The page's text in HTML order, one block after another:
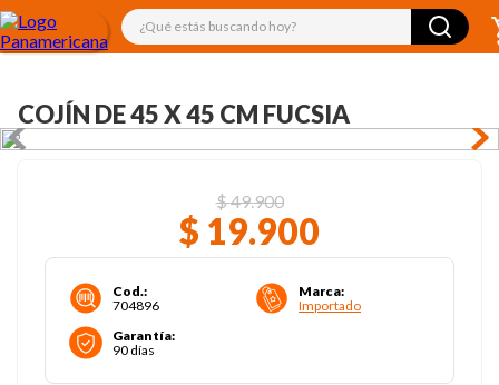
¿Qué estás buscando hoy?
COJÍN DE 45 X 45 CM FUCSIA
$49.900
$ 19.900
Cod.:
704896
Marca:
Importado
Garantía:
90 días